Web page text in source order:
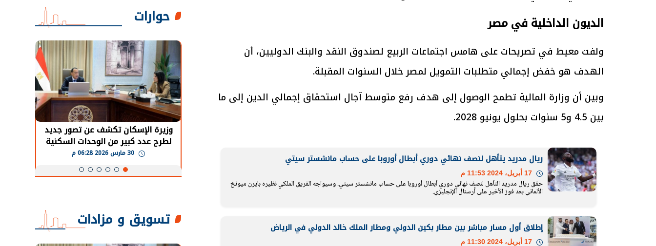
الديون الداخلية في مصر
ولفت معيط في تصريحات على هامس اجتماعات الربيع لصندوق النقد والبنك الدوليين، أن
الهدف هو خفض إجمالي متطلبات التمويل لمصر خلال السنوات المقبلة.
وبين أن وزارة المالية تطمح الوصول إلى هدف رفع متوسط ​​آجال استحقاق إجمالي الدين إلى ما
بين 4.5 و5 سنوات بحلول يونيو 2028.
ريال مدريد يتأهل لنصف نهائي دوري أبطال أوروبا على حساب مانشستر سيتي
حقق ريال مدريد التأهل لنصف نهائي دوري أبطال أوروبا على حساب مانشستر سيتي. وسيواجه الفريق الملكي نظيره بايرن ميونخ
الألماني بعد فوز الأخير على أرسنال الإنجليزي.
إطلاق أول مسار مباشر بين مطار بكين الدولي ومطار الملك خالد الدولي في الرياض
حوارات
استمرار الأزمة في الشرق الأوسط سكنية بالإيجار للمواطنين
30 مارس 2026 04:40 م بوصفها مركزًا إقليميًّا للطاقة
وزيرة الإسكان تكشف عن تصور جديد
لطرح عدد كبير من الوحدات السكنية
بنظام الإيجار
تسويق و مزادات